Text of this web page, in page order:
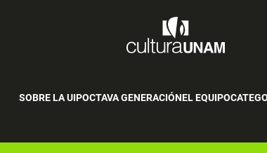
SOBRE LA UIPOCTAVA GENERACIÓNEL EQUIPO